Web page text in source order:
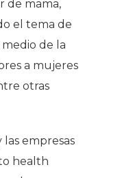
de mama,
el tema de
de la
a mujeres
otras
empresas
health